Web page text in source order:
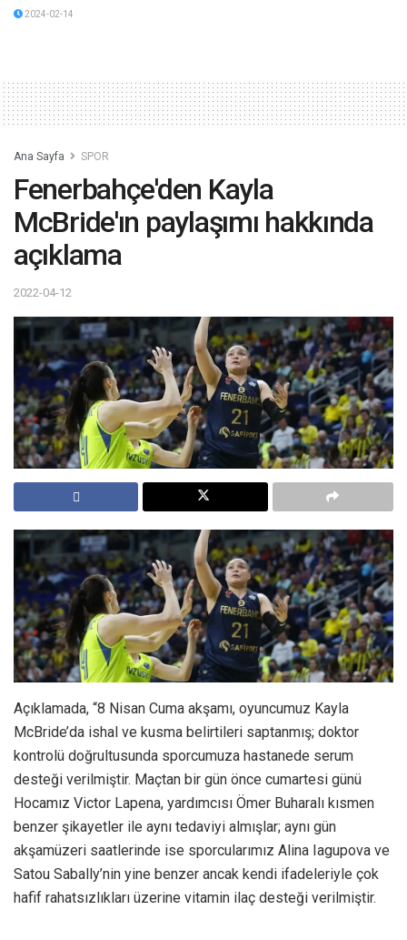
2024-02-14
Ana Sayfa SPOR
Fenerbahçe'den Kayla
McBride'ın paylaşımı hakkında
açıklama
2022-04-12
Açıklamada, “8 Nisan Cuma akşamı, oyuncumuz Kayla
McBride’da ishal ve kusma belirtileri saptanmış; doktor
kontrolü doğrultusunda sporcumuza hastanede serum
desteği verilmiştir. Maçtan bir gün önce cumartesi günü
Hocamız Victor Lapena, yardımcısı Ömer Buharalı kısmen
benzer şikayetler ile aynı tedaviyi almışlar; aynı gün
akşamüzeri saatlerinde ise sporcularımız Alina Iagupova ve
Satou Sabally’nin yine benzer ancak kendi ifadeleriyle çok
hafif rahatsızlıkları üzerine vitamin ilaç desteği verilmiştir.